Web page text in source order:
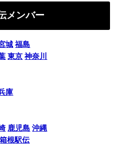
メンバー
城 福島
東京 神奈川
庫
鹿児島 沖縄
箱根駅伝